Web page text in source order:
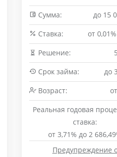
Сумма:
до 15
Cтавка:
от
Решение:
Срок займа:
до
Возраст:
Реальная годовая
ставка:
от 3,71% до 2
Предупреждение